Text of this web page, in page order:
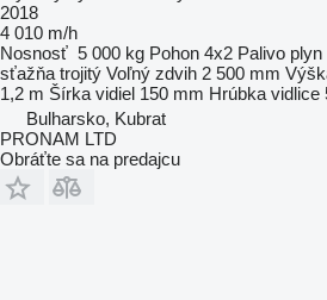
2018
4 010 m/h
Nosnosť 5 000 kg Pohon 4x2 Palivo plyn
sťažňa trojitý Voľný zdvih 2 500 mm
1,2 m Šírka vidiel 150 mm Hrúbka vidlice
Bulharsko, Kubrat
PRONAM LTD
Obráťte sa na predajcu